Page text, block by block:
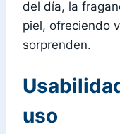
del día, la
piel, ofreciendo
sorprenden.
uso